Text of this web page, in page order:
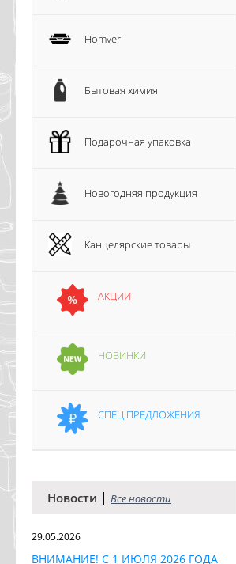
Homver
Бытовая химия
Подарочная упаковка
Новогодняя продукция
Канцелярские товары
АКЦИИ
НОВИНКИ
СПЕЦ ПРЕДЛОЖЕНИЯ
Новости | Все новости
29.05.2026
ВНИМАНИЕ! С 1 ИЮЛЯ 2026 ГОДА